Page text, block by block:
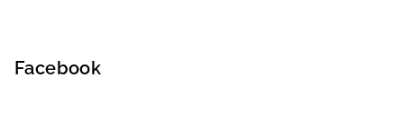
Facebook